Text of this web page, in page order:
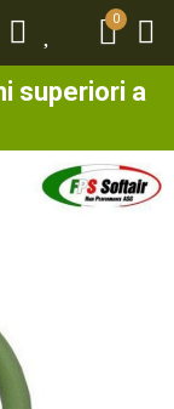
0
superiori a
0